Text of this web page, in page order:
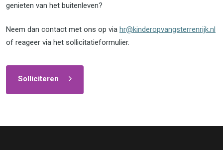
genieten van het buitenleven?
Neem dan contact met ons op via hr@kinderopvangsterrenrijk.nl
of reageer via het sollicitatieformulier.
Solliciteren